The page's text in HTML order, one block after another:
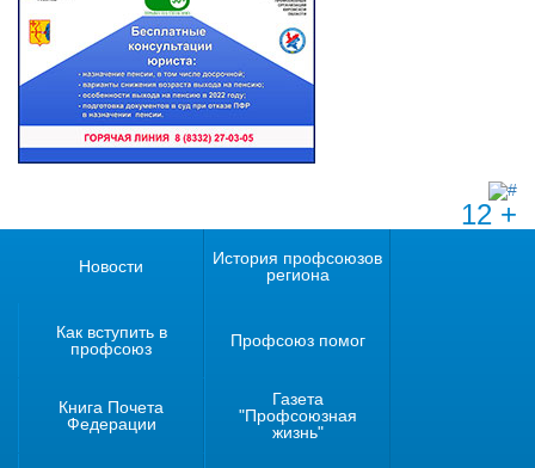
12 +
Новости
История профсоюзов
региона
Как вступить в
профсоюз
Профсоюз помог
Книга Почета
Федерации
Газета
"Профсоюзная
жизнь"